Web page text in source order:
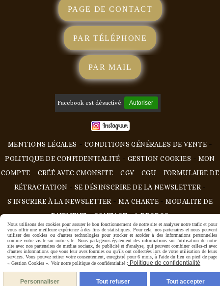
PAGE DE CONTACT
PAR TÉLÉPHONE
PAR MAIL
Facebook est désactivé. Autoriser
MENTIONS LÉGALES
CONDITIONS GÉNÉRALES DE VENTE
POLITIQUE DE CONFIDENTIALITÉ
GESTION COOKIES
MON
COMPTE
CRÉÉ AVEC CMONSITE CGV CGU
FORMULAIRE DE
RÉTRACTATION
SE DÉSINSCRIRE DE LA NEWSLETTER
S'INSCRIRE À LA NEWSLETTER
MA CHARTE
MODALITE DE
PAIEMENT
CONTACT A PROPOS
Nous utilisons des cookies pour assurer le bon fonctionnement de notre site et analyser notre trafic et pour
vous offrir une meilleure expérience à des fins de statistiques. Pour cela, nos partenaires et nous peuvent
utiliser des cookies ou d'autres technologies pour stocker et accéder à des informations personnelles
comme votre visite sur notre site. Nous partageons également des informations sur l'utilisation de notre
site avec nos partenaires de médias sociaux, de publicité et d'analyse, qui peuvent combiner celles-ci avec
d'autres informations que vous leur avez fournies ou qu'ils ont collectées lors de votre utilisation de leurs
services. Vous pouvez retirer votre consentement, enregistré pour 6 mois, à l'aide du lien en pied de page
« Gestion Cookies ». Voir notre politique de confidentialité : Politique de confidentialité
Personnaliser Tout refuser Tout accepter